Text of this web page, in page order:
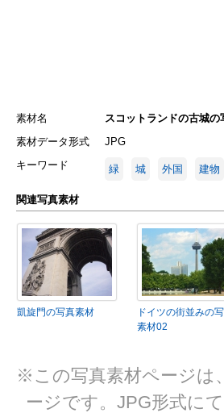
素材名
スコットランドの古城の
素材データ形式
JPG
キーワード
緑 城 外国 建物
関連写真素材
凱旋門の写真素材
ドイツの街並みの
素材02
※この写真素材ページは
ージです。JPG形式に